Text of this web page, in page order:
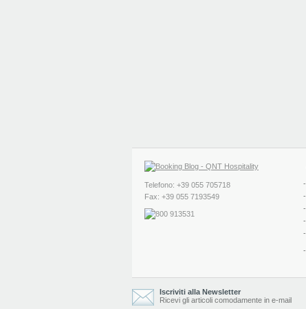
Telefono: +39 055 705718
Fax: +39 055 7193549
-
-
-
-
-
-
Iscriviti alla Newsletter
Ricevi gli articoli comodamente in e-mail